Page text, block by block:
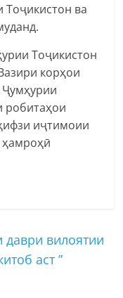
ва
Тоҷикистон
корҳои
робитаҳои
иҷтимоии
ҳамроҳӣ
даври вилоятии
аст ”